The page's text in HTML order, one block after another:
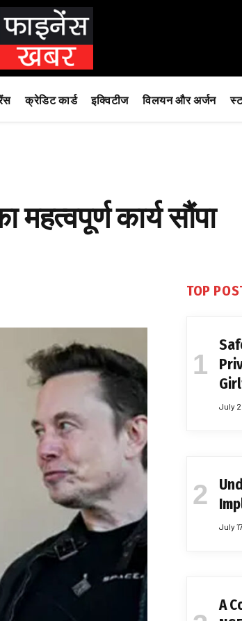
क्रेडिट कार्ड इक्विटीज विलयन और अर्जन
कार्य सौंपा
TOP
July
July
A